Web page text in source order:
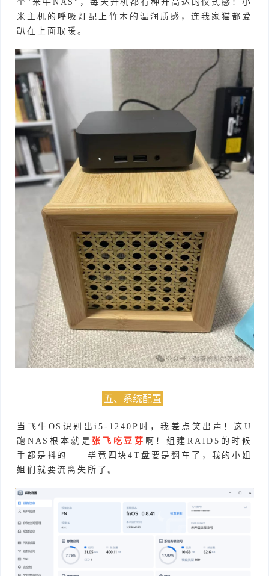
个"米牛NAS"，每天开机都有种开高达的仪式感！小
米主机的呼吸灯配上竹木的温润质感，连我家猫都爱
趴在上面取暖。
五、系统配置
当飞牛OS识别出i5-1240P时，我差点笑出声！这U
跑NAS根本就是 张飞吃豆芽 啊！组建RAID5的时候
手都是抖的——毕竟四块4T盘要是翻车了，我的小姐
姐们就要流离失所了。